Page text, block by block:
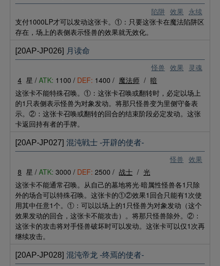
陷阱 效果 永续
支付1000LP才可以发动这张卡。①：只要这张卡在魔法陷阱区
存在，场上的表侧表示怪兽的效果就无效化。
怪兽 效果 灵魂
[20AP-JP026] 月读命
4 星 / ATK: 1100 / DEF: 1400 / 魔法师 / 暗
这张卡不能特殊召唤。①：这张卡召唤或翻转时，必定以场上
的1只表侧表示怪兽为对象发动。将那只怪兽变为里侧守备表
示。②：这张卡召唤或翻转的回合的结束阶段必定发动。这张
卡返回持有者的手牌。
怪兽 效果
[20AP-JP027] 混沌戦士 -开辟的使者-
8 星 / ATK: 3000 / DEF: 2500 / 战士 / 光
这张卡不能通常召唤。从自己的墓地将光·暗属性怪兽各1只除
外的场合可以特殊召唤。这张卡的①②效果1回合只能有1次使
用其中任意1个。①：可以以场上的1只怪兽为对象发动（这个
效果发动的回合，这张卡不能攻击）。将那只怪兽除外。②：
这张卡的攻击将对手怪兽破坏时可以发动。这张卡可以仅1次再
继续攻击。
[20AP-JP028] 混沌帝龙 -终焉的使者-